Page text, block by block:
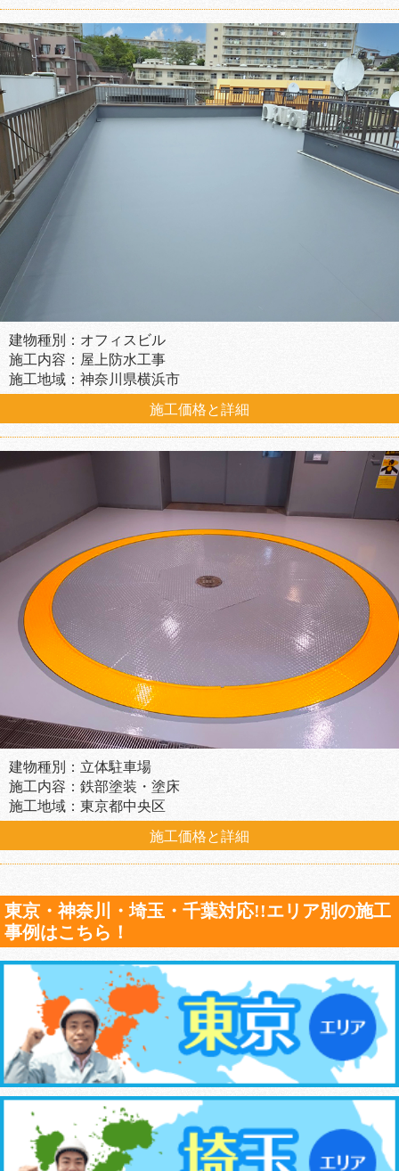
建物種別：オフィスビル
施工内容：屋上防水工事
施工地域：神奈川県横浜市
施工価格と詳細
建物種別：立体駐車場
施工内容：鉄部塗装・塗床
施工地域：東京都中央区
施工価格と詳細
東京・神奈川・埼玉・千葉対応!!エリア別の施工
事例はこちら！